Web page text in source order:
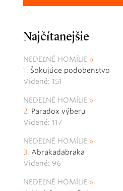
Najčítanejšie
NEDEĽNÉ HOMÍLIE
Šokujúce podobenstvo
Videné: 151
NEDEĽNÉ HOMÍLIE
Paradox výberu
Videné: 117
NEDEĽNÉ HOMÍLIE
Abrakadabraka
Videné: 96
NEDEĽNÉ HOMÍLIE